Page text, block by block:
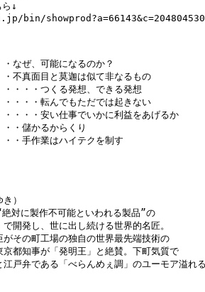
↓
bin/
・なぜ、可能になるのか？
・不真面目と莫迦は似て非なるもの
・・・・つくる発想、できる発想
・・・・転んでもただでは起きない
・・・・安い仕事でいかに利益をあげるか
・・儲かるからくり
・・手作業はハイテクを制す
）
対に製作不可能といわれる製品”の
開発し、世に出し続ける世界的名匠。
その町工場の独自の世界最先端技術の
都知事が「発明王」と絶賛。下町気質で
戸弁である「べらんめぇ調」のユーモア溢れ